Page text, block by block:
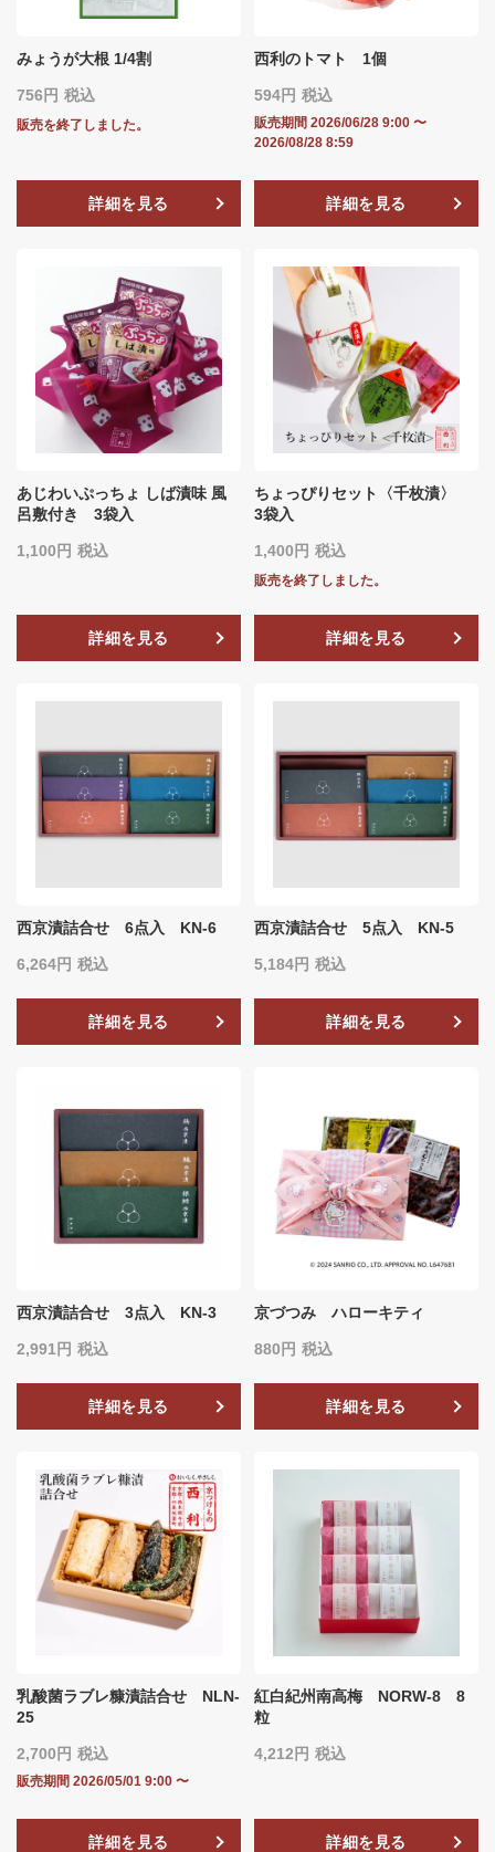
みょうが大根 1/4割
756 税込
販売を終了しました。
詳細を見る
西利のトマト 1個
594 税込
販売期間 2026/06/28 9:00 〜
2026/08/28 8:59
詳細を見る
あじわいぷっちょ しば漬味 風
呂敷付き 3袋入
1,100 税込
詳細を見る
ちょっぴりセット〈千枚漬〉
3袋入
1,400 税込
販売を終了しました。
詳細を見る
西京漬詰合せ 6点入 KN-6
6,264 税込
詳細を見る
西京漬詰合せ 5点入 KN-5
5,184 税込
詳細を見る
西京漬詰合せ 3点入 KN-3
2,991 税込
詳細を見る
京づつみ ハローキティ
880 税込
詳細を見る
乳酸菌ラブレ糠漬詰合せ NLN‐
25
2,700 税込
販売期間 2026/05/01 9:00 〜
詳細を見る
紅白紀州南高梅 NORW-8 8
粒
4,212 税込
詳細を見る